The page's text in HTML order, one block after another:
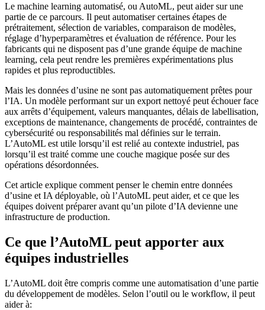
Le machine learning automatisé, ou AutoML, peut aider sur une
partie de ce parcours. Il peut automatiser certaines étapes de
prétraitement, sélection de variables, comparaison de modèles,
réglage d’hyperparamètres et évaluation de référence. Pour les
fabricants qui ne disposent pas d’une grande équipe de machine
learning, cela peut rendre les premières expérimentations plus
rapides et plus reproductibles.
Mais les données d’usine ne sont pas automatiquement prêtes pour
l’IA. Un modèle performant sur un export nettoyé peut échouer face
aux arrêts d’équipement, valeurs manquantes, délais de labellisation,
exceptions de maintenance, changements de procédé, contraintes de
cybersécurité ou responsabilités mal définies sur le terrain.
L’AutoML est utile lorsqu’il est relié au contexte industriel, pas
lorsqu’il est traité comme une couche magique posée sur des
opérations désordonnées.
Cet article explique comment penser le chemin entre données
d’usine et IA déployable, où l’AutoML peut aider, et ce que les
équipes doivent préparer avant qu’un pilote d’IA devienne une
infrastructure de production.
Ce que l’AutoML peut apporter aux
équipes industrielles
L’AutoML doit être compris comme une automatisation d’une partie
du développement de modèles. Selon l’outil ou le workflow, il peut
aider à: